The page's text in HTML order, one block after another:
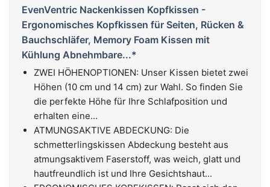
EvenVentric Nackenkissen Kopfkissen -
Ergonomisches Kopfkissen für Seiten, Rücken &
Bauchschläfer, Memory Foam Kissen mit
Kühlung Abnehmbare...*
ZWEI HÖHENOPTIONEN:​ Unser Kissen bietet zwei
Höhen (10 cm und 14 cm) zur Wahl. So finden Sie
die perfekte Höhe für Ihre Schlafposition und
erhalten eine...
ATMUNGSAKTIVE ABDECKUNG: Die
schmetterlingskissen Abdeckung besteht aus
atmungsaktivem Faserstoff, was weich, glatt und
hautfreundlich ist und Ihre Gesichtshaut...